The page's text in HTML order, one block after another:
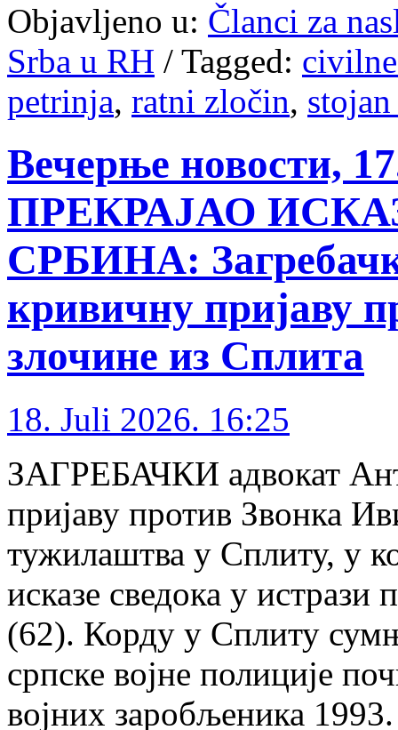
Objavljeno u: Članci za
Srba u RH / Tagged:
petrinja, ratni zločin,
Вечерње новости,
ПРЕКРАЈАО
СРБИНА:
кривичну пријаву
злочине из Сплита
18. Juli 2026. 16:25
ЗАГРЕБАЧКИ адвокат
пријаву против Звонка
тужилаштва у Сплиту, у
исказе сведока у
(62). Корду у Сплиту
српске војне полиције
војних заробљеника